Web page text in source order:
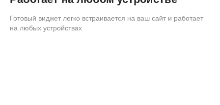
Готовый виджет легко встраивается на ваш сайт и работает
на любых устройствах